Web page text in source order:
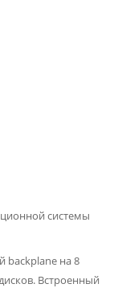
системы
backplane на 8
Встроенный